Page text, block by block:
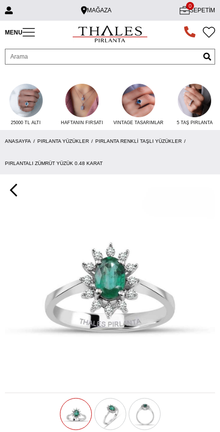
MAĞAZA SEPETIM
0
MENU
25000 TL ALTI HAFTANIN FIRSATI VINTAGE TASARIMLAR 5 TAŞ PIRLANTA
ANASAYFA PIRLANTA YÜZÜKLER PIRLANTA RENKLI TAŞLI YÜZÜKLER
PIRLANTALI ZÜMRÜT YÜZÜK 0.48 KARAT